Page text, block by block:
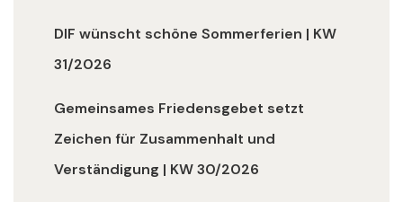
DIF wünscht schöne Sommerferien | KW
31/2026
Gemeinsames Friedensgebet setzt
Zeichen für Zusammenhalt und
Verständigung | KW 30/2026